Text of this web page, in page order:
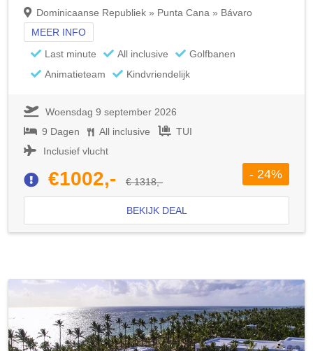
Dominicaanse Republiek » Punta Cana » Bávaro
MEER INFO
Last minute
All inclusive
Golfbanen
Animatieteam
Kindvriendelijk
Woensdag 9 september 2026
9 Dagen
All inclusive
TUI
Inclusief vlucht
€1002,- € 1318,-
- 24%
BEKIJK DEAL